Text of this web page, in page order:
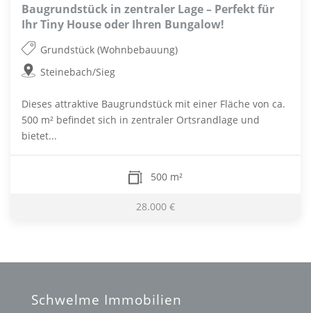
Baugrundstück in zentraler Lage – Perfekt für
Ihr Tiny House oder Ihren Bungalow!
Grundstück (Wohnbebauung)
Steinebach/Sieg
Dieses attraktive Baugrundstück mit einer Fläche von ca.
500 m² befindet sich in zentraler Ortsrandlage und
bietet...
500 m²
28.000 €
Schwelme Immobilien